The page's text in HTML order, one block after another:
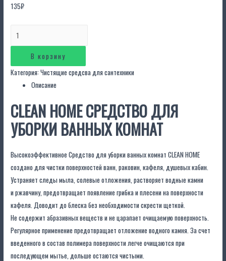
135₽
Средство
ванной
и
душевых
500мл
В корзину
Категория:Чистящие средсва для сантехники
Описание
CLEAN HOME СРЕДСТВО ДЛЯ
УБОРКИ ВАННЫХ КОМНАТ
Высокоэффективное Средство для уборки ванных комнат CLEAN HOME
создано для чистки поверхностей ванн, раковин, кафеля, душевых кабин.
Устраняет следы мыла, солевые отложения, растворяет водные камни
и ржавчину, предотвращает появление грибка и плесени на поверхности
кафеля. Доводит до блеска без необходимости скрести щеткой.
Не содержит абразивных веществ и не царапает очищаемую поверхность.
Регулярное применение предотвращает отложение водного камня. За счет
введенного в состав полимера поверхности легче очищаются при
последующем мытье, дольше остаются чистыми.